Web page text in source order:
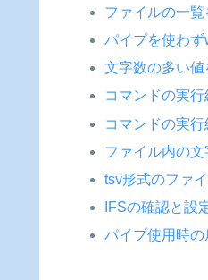
ファイルの一
パイプを使わ
文字数の多い
コマンドの実
コマンドの実
ファイル内の
tsv形式のファ
IFSの確認と設
パイプ使用時